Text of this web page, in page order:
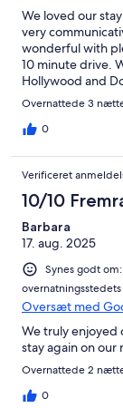
We loved our
very
wonderful with
10 minute drive.
Hollywood and
booking here
Overnattede 3
0
Verificeret
10/10
Barbara
17. aug. 2025
Synes godt
Oversæt med
We truly enjoyed
stay again on our
Overnattede 2
0